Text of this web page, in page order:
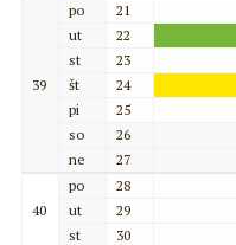
39
po
21
ut
22
st
23
št
24
pi
25
so
26
ne
27
40
po
28
ut
29
st
30